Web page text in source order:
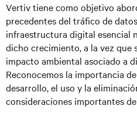
Productos y sistemas eficientes
Operaciones responsables
Integridad de la cadena de
Nuestra gente
Para nuestros vecinos
Vertiv tiene como objetivo
precedentes del tráfico de
infraestructura digital esencial
dicho crecimiento, a la vez que
impacto ambiental asociado a
Reconocemos la importancia
desarrollo, el uso y la
consideraciones importantes